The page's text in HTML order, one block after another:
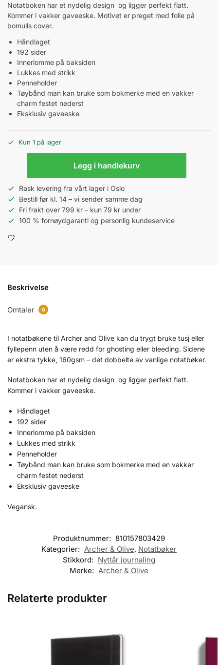
Notatboken har et nydelig design og ligger perfekt flatt.
Kommer i vakker gaveeske. Motivet er preget med folie på
bomulls cover.
Håndlaget
192 sider
Innerlomme på baksiden
Lukkes med strikk
Penneholder
Tøybånd man kan bruke som bokmerke med en vakker
charm festet nederst
Eksklusiv gaveeske
Kun 1 på lager
Legg i handlekurv
Rask levering fra vårt lager i Oslo
Bestill før kl. 14 – vi sender samme dag
Fri frakt over 799 kr – kun 79 kr under
100 % fornøydgaranti og personlig kundeservice
Beskrivelse
Omtaler 0
I notatbøkene til Archer and Olive kan du trygt bruke tusj eller
fyllepenn uten å være redd for ghosting eller bleeding. Sidene
er ekstra tykke, 160gsm – det dobbelte av vanlige notatbøker.
Notatboken har et nydelig design og ligger perfekt flatt.
Kommer i vakker gaveeske.
Håndlaget
192 sider
Innerlomme på baksiden
Lukkes med strikk
Penneholder
Tøybånd man kan bruke som bokmerke med en vakker
charm festet nederst
Eksklusiv gaveeske
Vegansk.
Produktnummer: 810157803429
Kategorier: Archer & Olive, Notatbøker
Stikkord: Nyttår journaling
Merke: Archer & Olive
Relaterte produkter